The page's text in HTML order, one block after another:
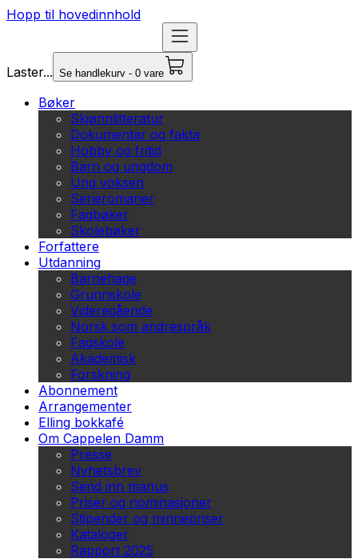
Hopp til hovedinnhold
Laster... Se handlekurv - 0 vare
Bøker
Skjønnlitteratur
Dokumentar og fakta
Hobby og fritid
Barn og ungdom
Ung voksen
Serieromaner
Fagbøker
Skolebøker
Forfattere
Utdanning
Barnehage
Grunnskole
Videregående
Norsk som andrespråk
Fagskole
Akademisk
Forskning
Abonnement
Arrangementer
Elling bokkafé
Om Cappelen Damm
Presse
Nyhetsbrev
Send inn manus
Priser og nominasjoner
Stipender og minnepriser
Kataloger
Rapport 2025